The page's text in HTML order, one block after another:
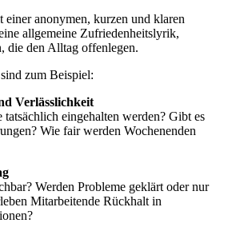
einer anonymen, kurzen und klaren
allgemeine Zufriedenheitslyrik,
die den Alltag offenlegen.
zum Beispiel:
Verlässlichkeit
eingehalten werden? Gibt es
Wie fair werden Wochenenden
Werden Probleme geklärt oder nur
Mitarbeitende Rückhalt in